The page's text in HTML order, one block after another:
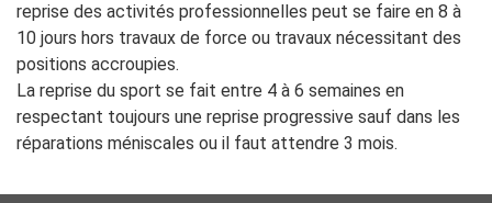
reprise des activités professionnelles peut se faire en 8 à
10 jours hors travaux de force ou travaux nécessitant des
positions accroupies.
La reprise du sport se fait entre 4 à 6 semaines en
respectant toujours une reprise progressive sauf dans les
réparations méniscales ou il faut attendre 3 mois.